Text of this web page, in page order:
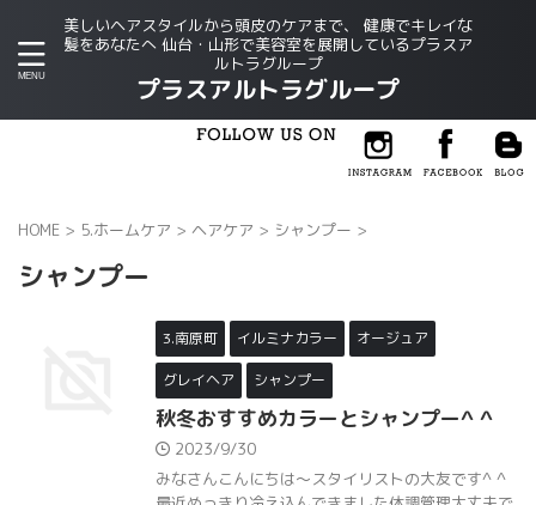
美しいヘアスタイルから頭皮のケアまで、 健康でキレイな
髪をあなたへ 仙台・山形で美容室を展開しているプラスア
ルトラグループ
プラスアルトラグループ
HOME > 5.ホームケア > ヘアケア > シャンプー >
シャンプー
3.南原町 イルミナカラー オージュア
グレイヘア シャンプー
秋冬おすすめカラーとシャンプー^ ^
2023/9/30
みなさんこんにちは～スタイリストの大友です^ ^